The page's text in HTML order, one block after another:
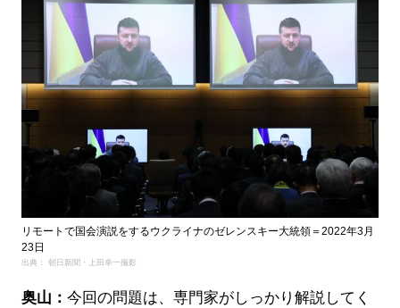
リモートで国会演説をするウクライナのゼレンスキー大統領＝2022年3月
23日
出典： 朝日新聞・上田幸一撮影
奥山： 今回の問題は、専門家がしっかり解説してく